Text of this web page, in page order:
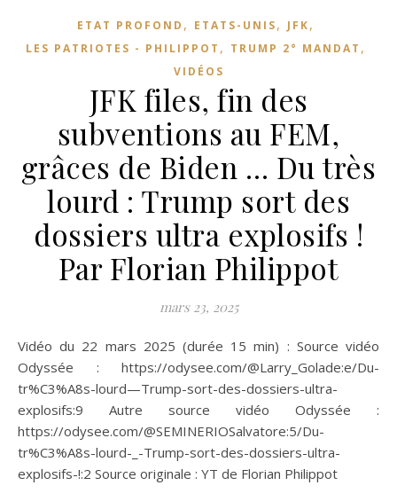
ETAT PROFOND , ETATS-UNIS, JFK,
LES PATRIOTES - PHILIPPOT , TRUMP 2° MANDAT ,
VIDÉOS
JFK files, fin des
subventions au FEM,
grâces de Biden … Du très
lourd : Trump sort des
dossiers ultra explosifs !
Par Florian Philippot
mars 23, 2025
Vidéo du 22 mars 2025 (durée 15 min) : Source vidéo
Odyssée : https://odysee.com/@Larry_Golade:e/Du-
tr%C3%A8s-lourd—Trump-sort-des-dossiers-ultra-
explosifs:9 Autre source vidéo Odyssée :
https://odysee.com/@SEMINERIOSalvatore:5/Du-
tr%C3%A8s-lourd-_-Trump-sort-des-dossiers-ultra-
explosifs-!:2 Source originale : YT de Florian Philippot